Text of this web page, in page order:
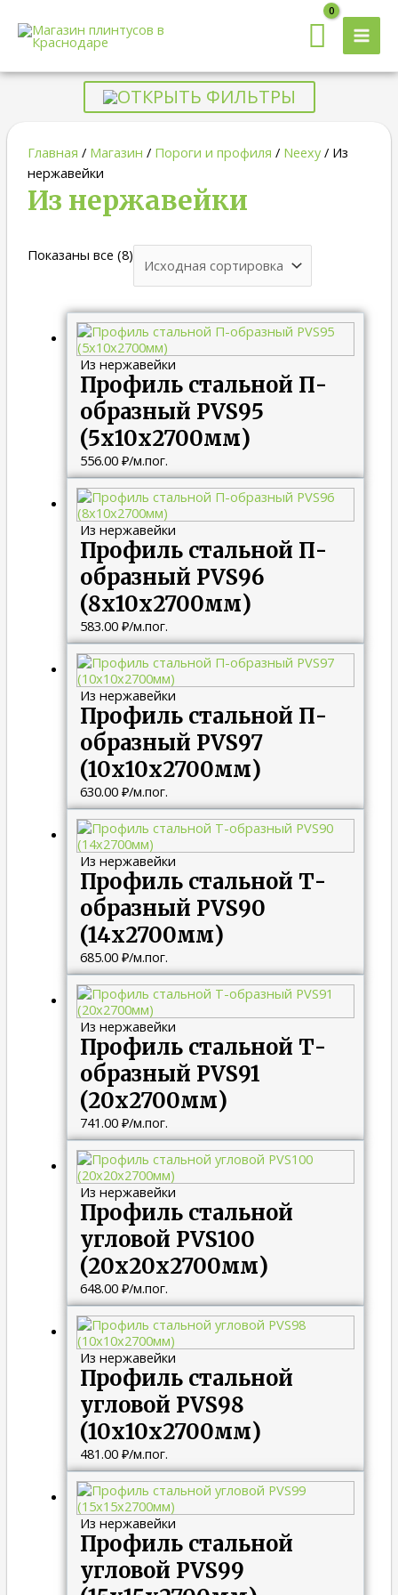
Главная / Магазин / Пороги и профиля / Neexy/ Из
нержавейки
Из нержавейки
Показаны все (8)
Из нержавейки
Профиль стальной П-
образный PVS95
(5х10х2700мм)
556.00 ₽/м.пог.
Из нержавейки
Профиль стальной П-
образный PVS96
(8х10х2700мм)
583.00 ₽/м.пог.
Из нержавейки
Профиль стальной П-
образный PVS97
(10х10х2700мм)
630.00 ₽/м.пог.
Из нержавейки
Профиль стальной Т-
образный PVS90
(14х2700мм)
685.00 ₽/м.пог.
Из нержавейки
Профиль стальной Т-
образный PVS91
(20х2700мм)
741.00 ₽/м.пог.
Из нержавейки
Профиль стальной
угловой PVS100
(20х20х2700мм)
648.00 ₽/м.пог.
Из нержавейки
Профиль стальной
угловой PVS98
(10х10х2700мм)
481.00 ₽/м.пог.
Из нержавейки
Профиль стальной
угловой PVS99
ОТКРЫТЬ ФИЛЬТРЫ